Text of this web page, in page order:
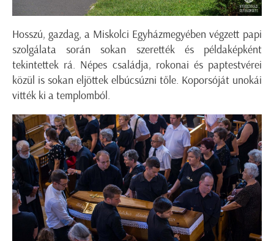
Hosszú, gazdag, a Miskolci Egyházmegyében végzett papi
szolgálata során sokan szerették és példaképként
tekintettek rá. Népes családja, rokonai és paptestvérei
közül is sokan eljöttek elbúcsúzni tőle. Koporsóját unokái
vitték ki a templomból.